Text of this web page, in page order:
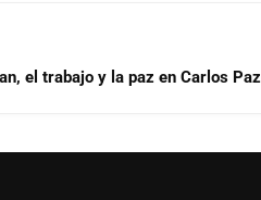
el trabajo y la paz en Carlos Paz